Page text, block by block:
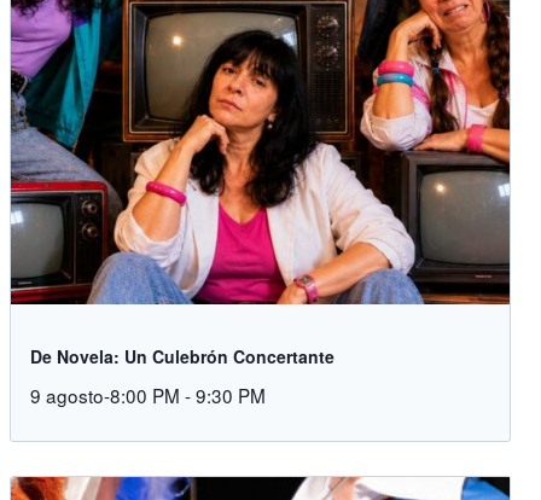
De Novela: Un Culebrón Concertante
9 agosto-8:00 PM -9:30 PM